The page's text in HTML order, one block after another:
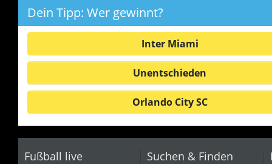
Dein Tipp: Wer gewinnt?
Inter Miami
Unentschieden
Orlando City SC
Fußball live Suchen & Finden